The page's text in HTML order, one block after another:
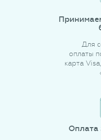
Для
оплаты
карта
Оплата